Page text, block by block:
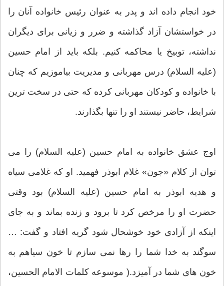
خود انجام داده اند و پدر به عنوان رئیس خانواده آنان را
در خواستشان آزاد گذاشته و ضرر و زیانی برای دیگران
نداشته، توبیخ یا محاکمه کنیم. بلکه باید از امام حسین
(علیه السلام) درس مهربانی و مدیریت بیاموزیم که چنان
با خانواده و کودکان مهربانی کرده که حتی در سخت ترین
شرایط، حاضر نیستند او را تنها بگذارند.
اوج عشق خانواده به امام حسین (علیه السلام) را می
توان از کلام «جون» غلام ابوذر فهمید. او که غلامی سیاه
و هدیه ابوذر به امام حسین (علیه السلام) بود وقتی
حضرت او را مرخص کرد تا برود و زنده بماند و به جای
اینکه از آزادی خود خوشحال شود گریه افتاد و گفت: …
سوگند به خدا شما را رها نمی سازم تا خون سیاهم به
خون های شما در آمیزد.( موسوعه کلمات الامام الحسین،